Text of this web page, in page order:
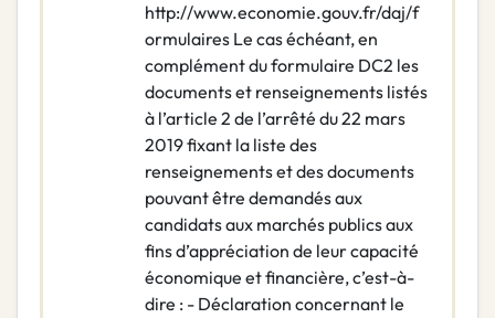
http://www.economie.gouv.fr/daj/f
ormulaires Le cas échéant, en
complément du formulaire DC2 les
documents et renseignements listés
à l’article 2 de l’arrêté du 22 mars
2019 fixant la liste des
renseignements et des documents
pouvant être demandés aux
candidats aux marchés publics aux
fins d’appréciation de leur capacité
économique et financière, c’est-à-
dire : - Déclaration concernant le